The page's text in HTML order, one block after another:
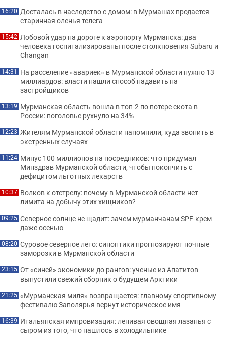
16:20 Досталась в наследство с домом: в Мурмашах продается
старинная оленья телега
15:42 Лобовой удар на дороге к аэропорту Мурманска: два
человека госпитализированы после столкновения Subaru и
Changan
14:31 На расселение «авариек» в Мурманской области нужно 13
миллиардов: власти нашли способ надавить на
застройщиков
13:19 Мурманская область вошла в топ-2 по потере скота в
России: поголовье рухнуло на 34%
12:23 Жителям Мурманской области напомнили, куда звонить в
экстренных случаях
11:24 Минус 100 миллионов на посредников: что придумал
Минздрав Мурманской области, чтобы покончить с
дефицитом льготных лекарств
10:37 Волков к отстрелу: почему в Мурманской области нет
лимита на добычу этих хищников?
09:25 Северное солнце не щадит: зачем мурманчанам SPF-крем
даже осенью
08:20 Суровое северное лето: синоптики прогнозируют ночные
заморозки в Мурманской области
23:15 От «синей» экономики до рангов: ученые из Апатитов
выпустили свежий сборник о будущем Арктики
21:25 «Мурманская миля» возвращается: главному спортивному
фестивалю Заполярья вернут историческое имя
16:39 Итальянская импровизация: ленивая овощная лазанья с
сыром из того, что нашлось в холодильнике